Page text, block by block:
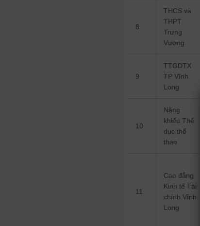
8
THCS và
THPT
Trưng
Vương
9
TTGDTX
TP Vĩnh
Long
10
Năng
khiếu Thể
dục thể
thao
11
Cao đẳng
Kinh tế Tài
chính Vĩnh
Long